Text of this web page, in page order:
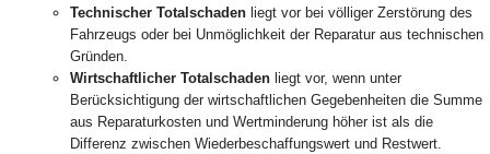
Technischer Totalschaden liegt vor bei völliger Zerstörung des
Fahrzeugs oder bei Unmöglichkeit der Reparatur aus technischen
Gründen.
Wirtschaftlicher Totalschaden liegt vor, wenn unter
Berücksichtigung der wirtschaftlichen Gegebenheiten die Summe
aus Reparaturkosten und Wertminderung höher ist als die
Differenz zwischen Wiederbeschaffungswert und Restwert.